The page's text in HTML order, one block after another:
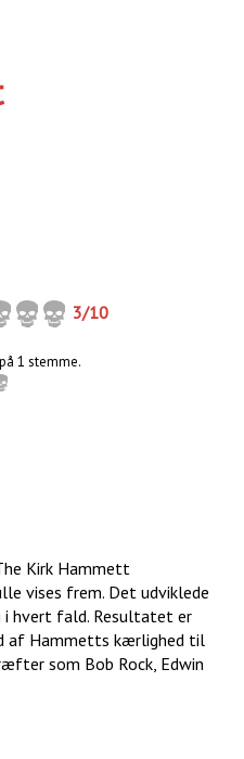
3/10
1 stemme.
Kirk Hammett
vises frem. Det udviklede
hvert fald. Resultatet er
af Hammetts kærlighed til
som Bob Rock, Edwin